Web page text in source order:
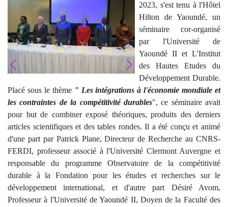
2023, s'est tenu à l'Hôtel
Hilton de Yaoundé, un
séminaire cor-organisé
par l'Université de
Yaoundé II et L'Institut
des Hautes Etudes du
Développement Durable.
Placé sous le thème " Les intégrations à l'économie mondiale et
les contraintes de la compétitivité durables", ce séminaire avait
pour but de combiner exposé théoriques, produits des derniers
articles scientifiques et des tables rondes. Il a été conçu et animé
d'une part par Patrick Plane, Directeur de Recherche au CNRS-
FERDI, professeur associé à l'Université Clermont Auvergne et
responsable du programme Observatoire de la compétitivité
durable à la Fondation pour les études et recherches sur le
développement international, et d'autre part Désiré Avom,
Professeur à l'Université de Yaoundé II, Doyen de la Faculté des